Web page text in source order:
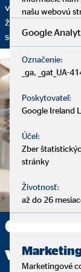
vaše finančné
životným
servisných
Chcete
vydať na
našu webovú
Google
Označenie:
_ga, _gat_UA-
Poskytovateľ:
Google Ireland
Účel:
Zber
stránky
Životnosť:
až do 26
Marketingové